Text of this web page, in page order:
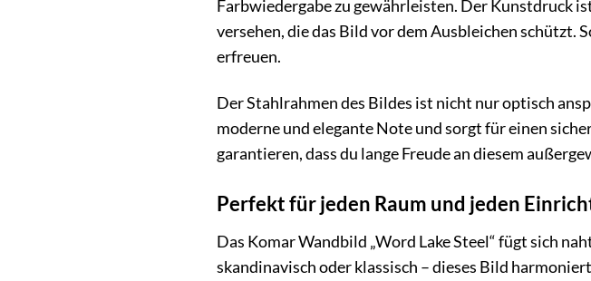
Farbwiedergabe zu gewährleisten. Der Kunstdruck
versehen, die das Bild vor dem Ausbleichen schützt.
erfreuen.
Der Stahlrahmen des Bildes ist nicht nur optisch
moderne und elegante Note und sorgt für einen
garantieren, dass du lange Freude an diesem
Perfekt für jeden Raum und jeden
Das Komar Wandbild „Word Lake Steel“ fügt sich
skandinavisch oder klassisch – dieses Bild